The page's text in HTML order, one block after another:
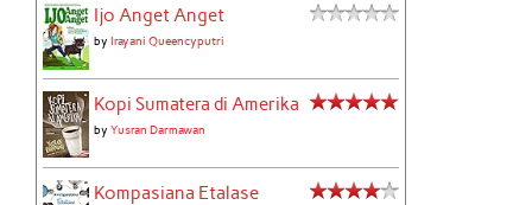
Ijo Anget Anget
byIrayani Queencyputri
Kopi Sumatera di Amerika
byYusran Darmawan
Kompasiana Etalase